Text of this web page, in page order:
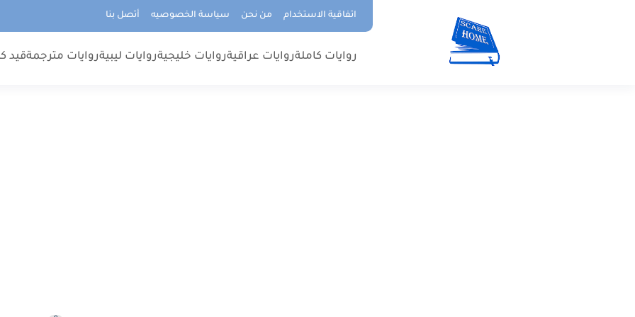
اتفاقية الاستخدام من نحن سياسة الخصوصيه أتصل بنا
روايات كاملةروايات عراقيةروايات خليجيةروايات ليبيةروايات مترجمةقيد